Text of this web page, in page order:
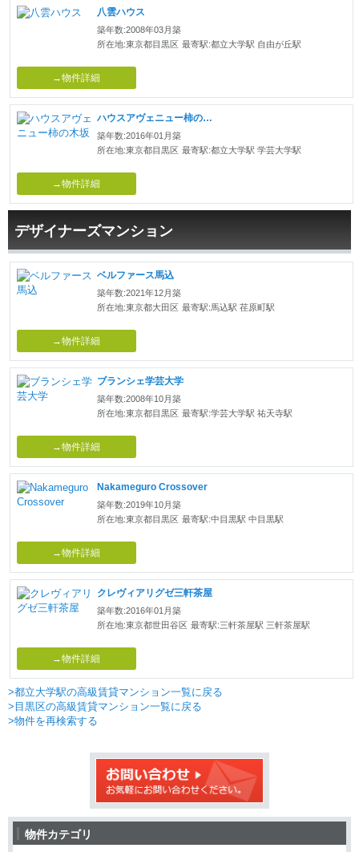
八雲ハウス
築年数:2008年03月築
所在地:東京都目黒区 最寄駅:都立大学駅 自由が丘駅
→物件詳細
ハウスアヴェニュー柿の木坂
築年数:2016年01月築
所在地:東京都目黒区 最寄駅:都立大学駅 学芸大学駅
→物件詳細
デザイナーズマンション
ベルファース馬込
築年数:2021年12月築
所在地:東京都大田区 最寄駅:馬込駅 荏原町駅
→物件詳細
ブランシェ学芸大学
築年数:2008年10月築
所在地:東京都目黒区 最寄駅:学芸大学駅 祐天寺駅
→物件詳細
Nakameguro Crossover
築年数:2019年10月築
所在地:東京都目黒区 最寄駅:中目黒駅 中目黒駅
→物件詳細
クレヴィアリグゼ三軒茶屋
築年数:2016年01月築
所在地:東京都世田谷区 最寄駅:三軒茶屋駅 三軒茶屋駅
→物件詳細
>都立大学駅の高級賃貸マンション一覧に戻る
>目黒区の高級賃貸マンション一覧に戻る
>物件を再検索する
物件カテゴリ